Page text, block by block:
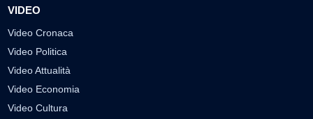
VIDEO
Video Cronaca
Video Politica
Video Attualità
Video Economia
Video Cultura